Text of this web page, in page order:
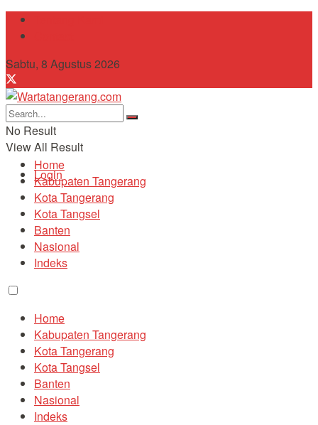
Sabtu, 8 Agustus 2026
No Result
View All Result
Login
Home
Kabupaten Tangerang
Kota Tangerang
Kota Tangsel
Banten
Nasional
Indeks
Home
Kabupaten Tangerang
Kota Tangerang
Kota Tangsel
Banten
Nasional
Indeks